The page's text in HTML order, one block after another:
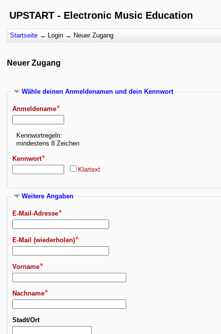
UPSTART - Electronic Music Education
Startseite → Login → Neuer Zugang
Neuer Zugang
Wähle deinen Anmeldenamen und dein Kennwort
Anmeldename
Kennwortregeln:
mindestens 8 Zeichen
Kennwort
Klartext
Weitere Angaben
E-Mail-Adresse
E-Mail (wiederholen)
Vorname
Nachname
Stadt/Ort